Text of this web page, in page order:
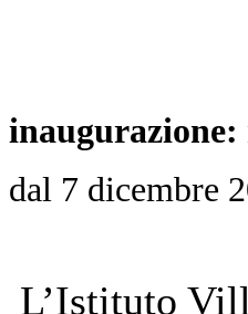
inaugurazione:
dal 7 dicembre
L’Istituto